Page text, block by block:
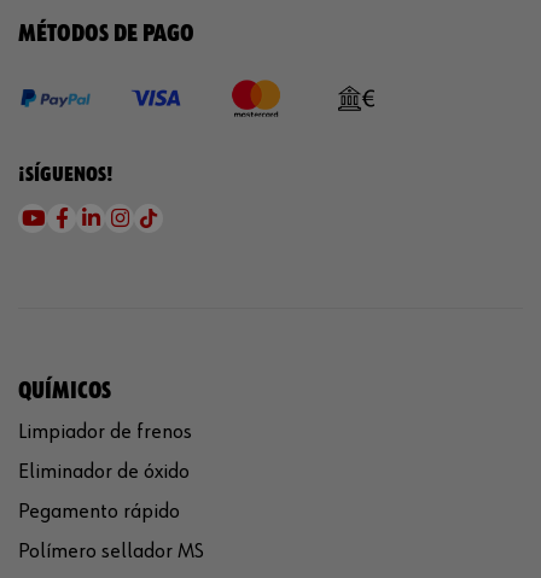
MÉTODOS DE PAGO
¡SÍGUENOS!
QUÍMICOS
Limpiador de frenos
Eliminador de óxido
Pegamento rápido
Polímero sellador MS